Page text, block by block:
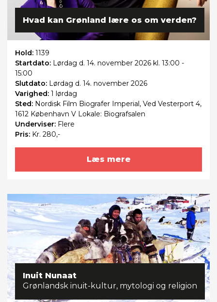
Hvad kan Grønland lære os om verden?
Hold: 1139
Startdato: Lørdag d. 14. november 2026 kl. 13:00 -
15:00
Slutdato: Lørdag d. 14. november 2026
Varighed: 1 lørdag
Sted: Nordisk Film Biografer Imperial, Ved Vesterport 4,
1612 København V Lokale: Biografsalen
Underviser: Flere
Pris: Kr. 280,-
Læs mere
Inuit Nunaat
Grønlandsk inuit-kultur, mytologi og religion